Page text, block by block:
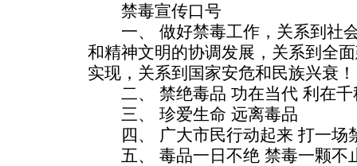
禁毒宣传口号
一、 做好禁毒工作，关系到社
和精神文明的协调发展，关系到全
实现，关系到国家安危和民族兴衰！
二、 禁绝毒品 功在当代 利在千
三、 珍爱生命 远离毒品
四、 广大市民行动起来 打一场
五、 毒品一日不绝 禁毒一颗不